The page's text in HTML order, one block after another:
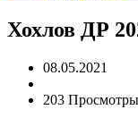
Хохлов ДР
08.05.2021
203 Просмотры